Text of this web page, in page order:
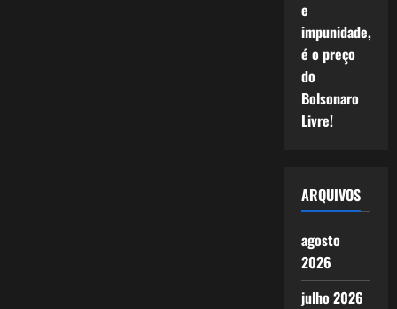
e
impunidade,
é o preço
do
Bolsonaro
Livre!
ARQUIVOS
agosto
2026
julho 2026